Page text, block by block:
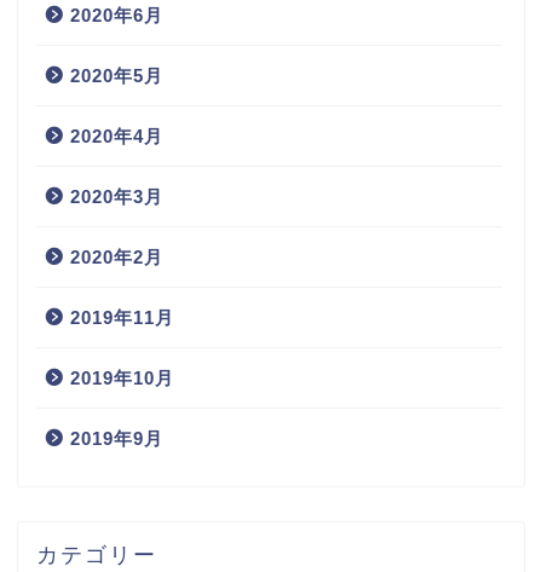
2020年6月
2020年5月
2020年4月
2020年3月
2020年2月
2019年11月
2019年10月
2019年9月
カテゴリー